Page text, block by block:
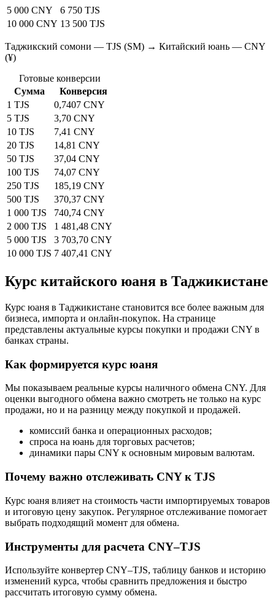
5 000 CNY
6 750 TJS
10 000 CNY 13 500 TJS
Таджикский сомони — TJS (SM) → Китайский юань — CNY
(¥)
Готовые конверсии
Сумма
Конверсия
1 TJS
0,7407 CNY
5 TJS
3,70 CNY
10 TJS
7,41 CNY
20 TJS
14,81 CNY
50 TJS
37,04 CNY
100 TJS
74,07 CNY
250 TJS
185,19 CNY
500 TJS
370,37 CNY
1 000 TJS
740,74 CNY
2 000 TJS
1 481,48 CNY
5 000 TJS
3 703,70 CNY
10 000 TJS 7 407,41 CNY
Курс китайского юаня в Таджикистане
Курс юаня в Таджикистане становится все более важным для
бизнеса, импорта и онлайн-покупок. На странице
представлены актуальные курсы покупки и продажи CNY в
банках страны.
Как формируется курс юаня
Мы показываем реальные курсы наличного обмена CNY. Для
оценки выгодного обмена важно смотреть не только на курс
продажи, но и на разницу между покупкой и продажей.
комиссий банка и операционных расходов;
спроса на юань для торговых расчетов;
динамики пары CNY к основным мировым валютам.
Почему важно отслеживать CNY к TJS
Курс юаня влияет на стоимость части импортируемых товаров
и итоговую цену закупок. Регулярное отслеживание помогает
выбрать подходящий момент для обмена.
Инструменты для расчета CNY–TJS
Используйте конвертер CNY–TJS, таблицу банков и историю
изменений курса, чтобы сравнить предложения и быстро
рассчитать итоговую сумму обмена.